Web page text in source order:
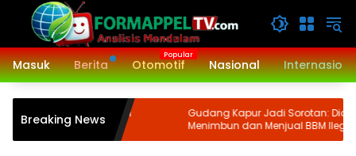
Langsung
konten
Masuk
Berita Otomotif Nasional
Breaking News
Melaksanakan
III TA. 2024
Gudang Kapur Jadi Sorotan: Diduga
Menimbun dan Menjual BBM Ilegal di
Gabion Belawan, Kasatreskrim Polres